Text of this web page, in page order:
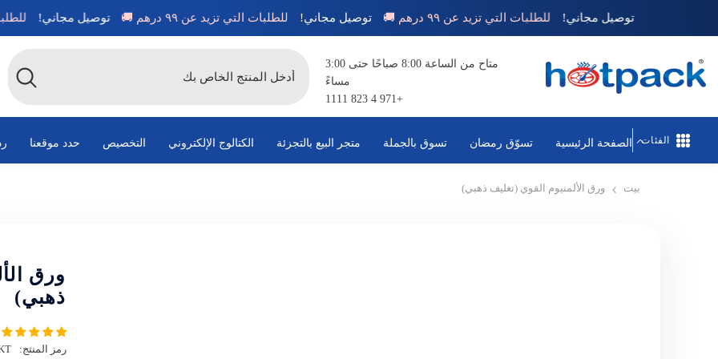
توصيل مجاني! للطلبات التي تزيد عن ٩٩ درهم 🚚 توصيل مجاني! للطلبات التي تزيد عن ٩٩ درهم 🚚 توصيل مجاني!
متاح من الساعة 8:00 صباحًا حتى 3:00
مساءً
+971 4 823 1111
الفئات الصفحة الرئيسية تسوّق رمضان تسوق بالجملة متجر البيع بالتجزئة الكتالوج الإلكتروني التخصيص حدد موقعنا
بيت ورق الألمنيوم القوي (تغليف ذهبي)
ورق
ذهبي)
رمز المنتج: